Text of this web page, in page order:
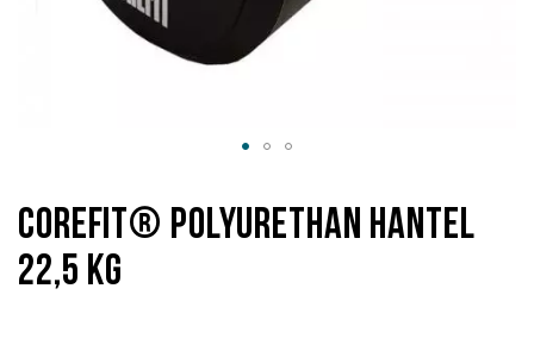
Corefit® Polyurethan hantel
22,5 kg
början
av
bildgalleriet